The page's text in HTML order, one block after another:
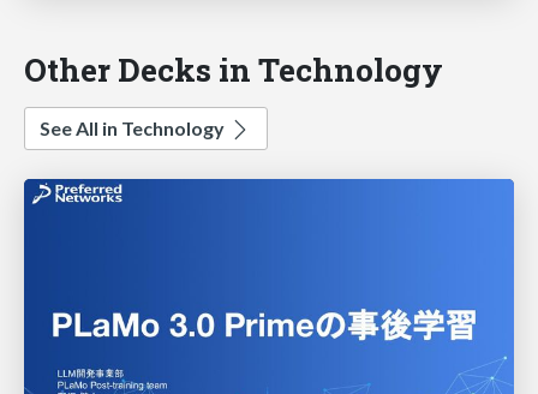
Other Decks in Technology
See All in Technology